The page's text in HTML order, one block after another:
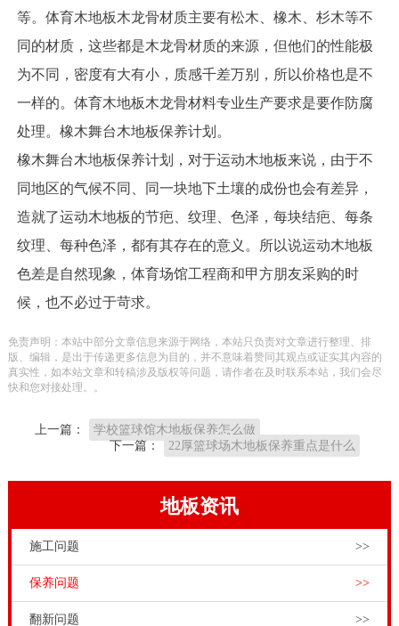
等。体育木地板木龙骨材质主要有松木、橡木、杉木等不
同的材质，这些都是木龙骨材质的来源，但他们的性能极
为不同，密度有大有小，质感千差万别，所以价格也是不
一样的。体育木地板木龙骨材料专业生产要求是要作防腐
处理。橡木舞台木地板保养计划。
橡木舞台木地板保养计划，对于运动木地板来说，由于不
同地区的气候不同、同一块地下土壤的成份也会有差异，
造就了运动木地板的节疤、纹理、色泽，每块结疤、每条
纹理、每种色泽，都有其存在的意义。所以说运动木地板
色差是自然现象，体育场馆工程商和甲方朋友采购的时
候，也不必过于苛求。
免责声明：本站中部分文章信息来源于网络，本站只负责对文章进行整理、排
版、编辑，是出于传递更多信息为目的，并不意味着赞同其观点或证实其内容的
真实性，如本站文章和转稿涉及版权等问题，请作者在及时联系本站，我们会尽
快和您对接处理。。
上一篇：
学校篮球馆木地板保养怎么做
下一篇：
22厚篮球场木地板保养重点是什么
地板资讯
施工问题 >>
保养问题 >>
翻新问题 >>